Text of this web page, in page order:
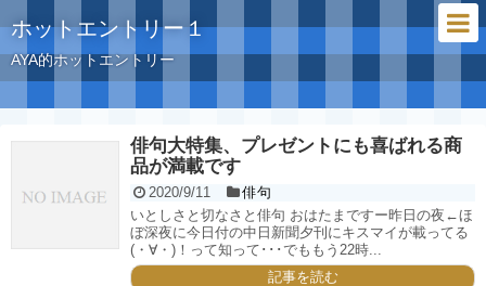
ホットエントリー１
AYA的ホットエントリー
俳句大特集、プレゼントにも喜ばれる商
品が満載です
2020/9/11
俳句
いとしさと切なさと俳句 おはたまですー昨日の夜←ほ
ぼ深夜に今日付の中日新聞夕刊にキスマイが載ってる
(・∀・)！って知って･･･でももう22時...
記事を読む